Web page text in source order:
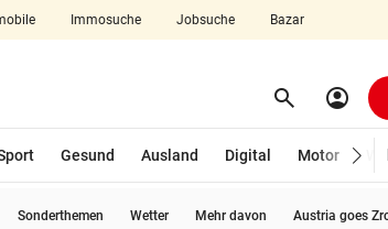
Immosuche Jobsuche Bazar
search Suchen
account_circle
Gesund Ausland Digital Motor
Sonderthemen Wetter Mehr davon Austria goes